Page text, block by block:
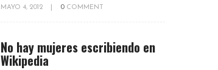
MAYO 4, 2012 0 COMMENT
No hay mujeres escribiendo en
Wikipedia